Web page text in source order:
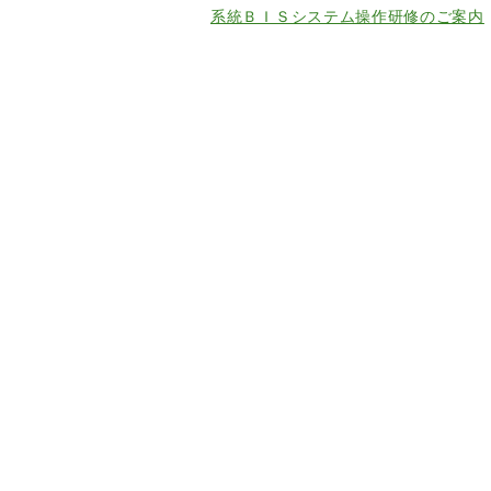
系統ＢＩＳシステム操作研修のご案内